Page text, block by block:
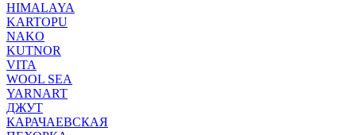
HIMALAYA
KARTOPU
NAKO
KUTNOR
VITA
WOOL SEA
YARNART
ДЖУТ
КАРАЧАЕВСКАЯ